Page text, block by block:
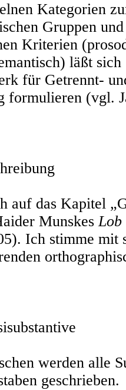
Kategorien
Gruppen
Kriterien
läßt
für Getrennt-
formulieren (vgl.
auf das Kapitel
MunskesLob
Ich stimme mit
werden alle
geschrieben.